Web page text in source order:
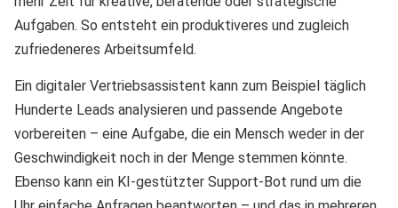
Aufgaben. So entsteht ein produktiveres und zugleich
zufriedeneres Arbeitsumfeld.
Ein digitaler Vertriebsassistent kann zum Beispiel täglich
Hunderte Leads analysieren und passende Angebote
vorbereiten – eine Aufgabe, die ein Mensch weder in der
Geschwindigkeit noch in der Menge stemmen könnte.
Ebenso kann ein KI-gestützter Support-Bot rund um die